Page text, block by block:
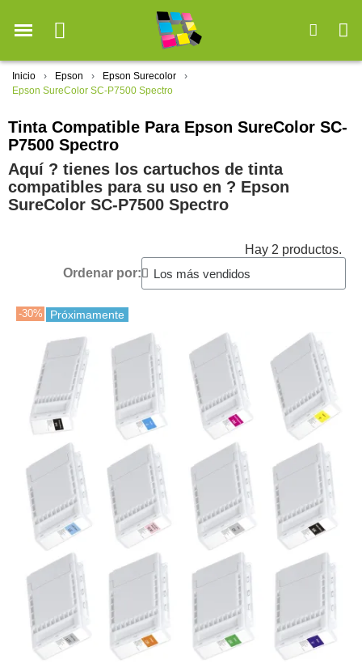
Inicio Epson
Epson Surecolor
Epson SureColor SC-P7500 Spectro
Tinta Compatible Para Epson SureColor SC-
P7500 Spectro
Aquí ? tienes los cartuchos de tinta
compatibles para su uso en ?️ Epson
SureColor SC-P7500 Spectro
Hay 2 productos.
Ordenar por:
-30% Próximamente